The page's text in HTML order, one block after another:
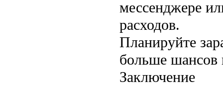
мессенджере
расходов.
Планируйте
больше
Заключение